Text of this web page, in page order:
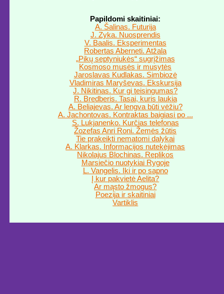
Papildomi skaitiniai:
A. Šalinas. Futurija
J. Zyka. Nuosprendis
V. Baalis. Eksperimentas
Robertas Aberneti. Atžala
„Pikų septyniukės“ sugrįžimas
Kosmoso musės ir musytės
Jaroslavas Kudlakas. Simbiozė
Vladimiras Maryševas. Ekskursija
J. Nikitinas. Kur gi teisingumas?
R. Bredberis. Tasai, kuris laukia
A. Beliajevas. Ar lengva būti vėžiu?
A. Jachontovas. Kontraktas baigiasi po ...
S. Lukjanenko. Kurčias telefonas
Žozefas Anri Roni. Žemės žūtis
Tie prakeikti nematomi dalykai
A. Klarkas. Informacijos nutekėjimas
Nikolajus Blochinas. Replikos
Marsiečio nuotykiai Rygoje
L. Vangelis. Iki ir po sapno
Į kur pakvietė Aelita?
Ar mąsto žmogus?
Poezija ir skaitiniai
Vartiklis